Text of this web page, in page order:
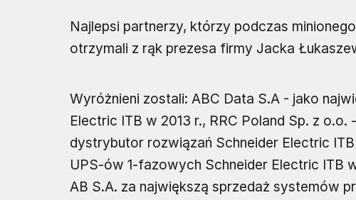
Najlepsi partnerzy, którzy podczas
otrzymali z rąk prezesa firmy Jacka
Wyróżnieni zostali: ABC Data S.A - jako
Electric ITB w 2013 r., RRC Poland Sp. z
dystrybutor rozwiązań Schneider Electric
UPS-ów 1-fazowych Schneider Electric ITB
AB S.A. za największą sprzedaż systemów